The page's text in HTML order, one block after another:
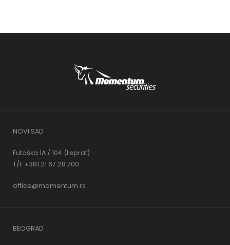
NOVI SAD
Futoška 1A / 104 (I sprat)
T/F +381 21 67 28 700
office@momentum.rs
BEOGRAD